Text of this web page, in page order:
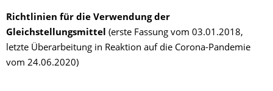
Richtlinien für die Verwendung der
Gleichstellungsmittel (erste Fassung vom 03.01.2018,
letzte Überarbeitung in Reaktion auf die Corona-Pandemie
vom 24.06.2020)